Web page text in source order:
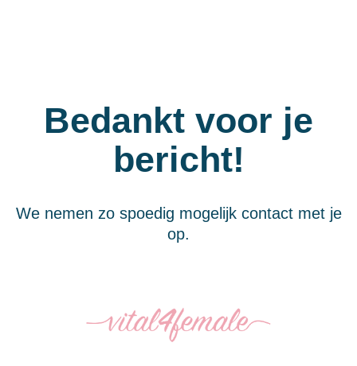
Bedankt voor je
bericht!
We nemen zo spoedig mogelijk contact met je
op.